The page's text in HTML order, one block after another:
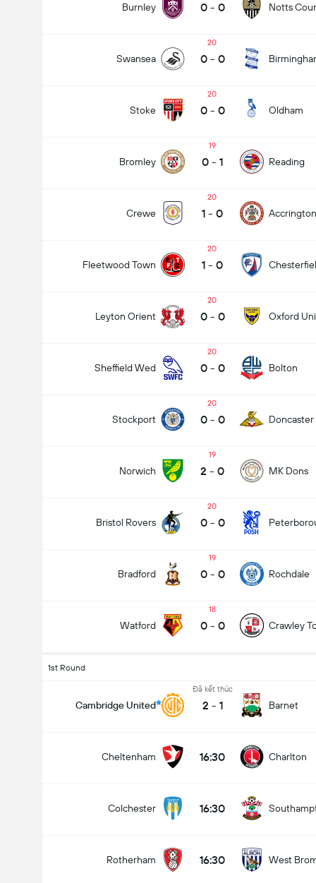
Burnley 0 - 0 Notts
Swansea
20
0 - 0
Stoke
20
0 - 0 Oldham
Bromley
19
0 - 1 Reading
Crewe
20
1 - 0 Accrington
Fleetwood Town
20
1 - 0
Leyton Orient
20
0 - 0 Oxford
Sheffield Wed
20
0 - 0 Bolton
Stockport
20
0 - 0 Doncaster
Norwich
19
2 - 0 MK Dons
Bristol Rovers
20
0 - 0
Bradford
19
0 - 0 Rochdale
Watford
18
0 - 0 Crawley
1st Round
Cambridge United
Đã kết thúc
2 - 1 Barnet
Cheltenham 16:30 Charlton
Colchester 16:30
Rotherham 16:30 West